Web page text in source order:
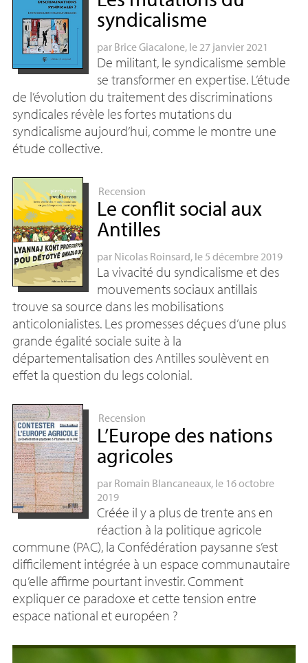
syndicalisme
par Brice Giacalone, le 27 janvier 2021
De militant, le syndicalisme semble
se transformer en expertise. L’étude
de l’évolution du traitement des discriminations
syndicales révèle les fortes mutations du
syndicalisme aujourd’hui, comme le montre une
étude collective.
Recension
Le conflit social aux
Antilles
par Nicolas Roinsard, le 5 décembre 2019
La vivacité du syndicalisme et des
mouvements sociaux antillais
trouve sa source dans les mobilisations
anticolonialistes. Les promesses déçues d’une plus
grande égalité sociale suite à la
départementalisation des Antilles soulèvent en
effet la question du legs colonial.
Recension
L’Europe des nations
agricoles
par Romain Blancaneaux, le 16 octobre
2019
Créée il y a plus de trente ans en
réaction à la politique agricole
commune (PAC), la Confédération paysanne s’est
difficilement intégrée à un espace communautaire
qu’elle affirme pourtant investir. Comment
expliquer ce paradoxe et cette tension entre
espace national et européen ?